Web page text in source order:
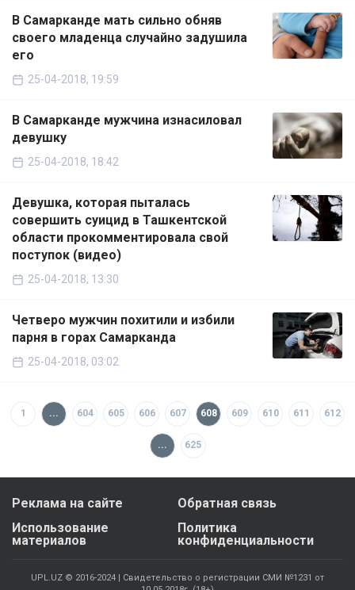
В Самарканде мать сильно обняв
своего младенца случайно задушила
его
25-04-2018, 19:59
В Самарканде мужчина изнасиловал
девушку
25-04-2018, 18:42
Девушка, которая пыталась
совершить суицид в Ташкентской
области прокомментировала свой
поступок (видео)
25-04-2018, 13:30
Четверо мужчин похитили и избили
парня в горах Самарканда
25-04-2018, 03:02
1 ... 604 605 606 607 608 609 610 611 612
... 625
Реклама на сайте
Обратная связь
Использование
материалов
Политика
конфиденциальности
UPL.UZ © 2016-2024 | Свидетельство о регистрации СМИ №1231 от